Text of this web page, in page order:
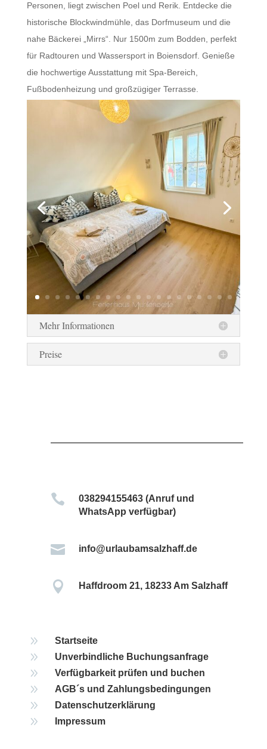
Personen, liegt zwischen Poel und Rerik. Entdecke die
historische Blockwindmühle, das Dorfmuseum und die
nahe Bäckerei „Mirrs“. Nur 1500m zum Bodden, perfekt
für Radtouren und Wassersport in Boiensdorf. Genieße
die hochwertige Ausstattung mit Spa-Bereich,
Fußbodenheizung und großzügiger Terrasse.
Mehr Informationen
Preise

038294155463 (Anruf und
WhatsApp verfügbar)
 info@urlaubamsalzhaff.de
 Haffdroom 21, 18233 Am Salzhaff
9 Startseite
9 Unverbindliche Buchungsanfrage
9 Verfügbarkeit prüfen und buchen
9 AGB´s und Zahlungsbedingungen
9 Datenschutzerklärung
9 Impressum